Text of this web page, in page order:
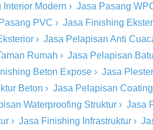
Modern › Jasa Pasang
PVC › Jasa Finishing
› Jasa Pelapisan Anti
Rumah › Jasa Pelapisan
Beton Expose › Jasa
Beton › Jasa Pelapisan
Waterproofing Struktur › Jasa
› Jasa Finishing Infrastruktur ›